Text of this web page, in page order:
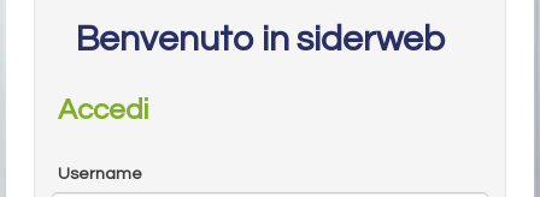
Benvenuto in siderweb
Accedi
Username